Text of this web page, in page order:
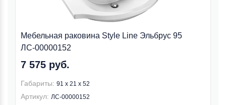
Мебельная раковина Style Line Эльбрус 95
ЛС-00000152
7 575 руб.
Габариты: 91 x 21 x 52
Артикул: ЛС-00000152